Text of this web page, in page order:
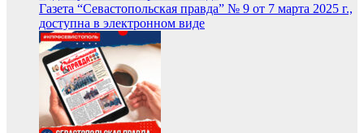
Газета “Севастопольская правда” № 9 от 7 марта 2025 г.,
доступна в электронном виде